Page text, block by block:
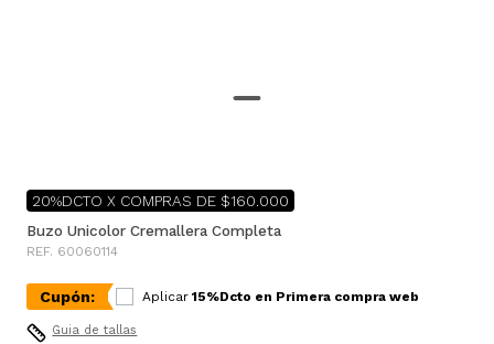
20%DCTO X COMPRAS DE $160.000
Buzo Unicolor Cremallera Completa
REF. 60060114
Cupón: Aplicar 15%Dcto en Primera compra web
Guia de tallas